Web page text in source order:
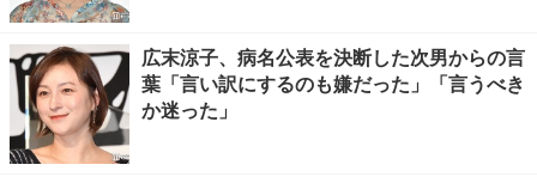
広末涼子、病名公表を決断した次男からの言
葉「言い訳にするのも嫌だった」「言うべき
か迷った」